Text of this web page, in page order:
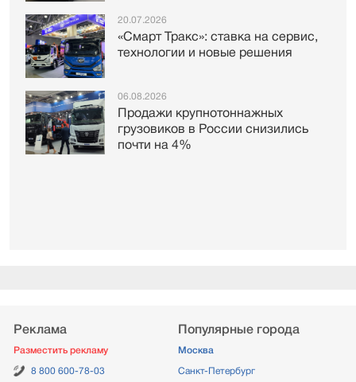
20.07.2026
«Смарт Тракс»: ставка на сервис,
технологии и новые решения
06.08.2026
Продажи крупнотоннажных
грузовиков в России снизились
почти на 4%
Реклама
Разместить рекламу
8 800 600-78-03
Популярные города
Москва
Санкт-Петербург